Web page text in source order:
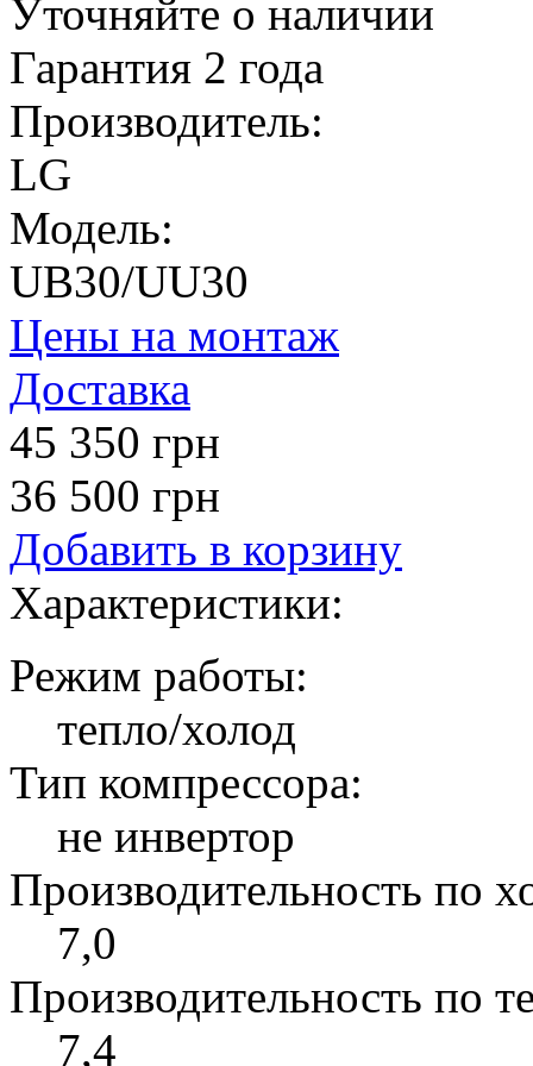
Уточняйте о наличии
Гарантия 2 года
Производитель:
LG
Модель:
UB30/UU30
Цены на монтаж
Доставка
45 350 грн
36 500 грн
Добавить в корзину
Характеристики:
Режим работы:
тепло/холод
Тип компрессора:
не инвертор
Производительность по
7,0
Производительность по
7,4